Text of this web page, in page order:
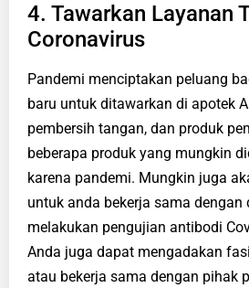
4. Tawarkan Layanan
Coronavirus
Pandemi menciptakan peluang
baru untuk ditawarkan di apotek
pembersih tangan, dan produk
beberapa produk yang mungkin
karena pandemi. Mungkin juga
untuk anda bekerja sama dengan
melakukan pengujian antibodi
Anda juga dapat mengadakan
atau bekerja sama dengan pihak